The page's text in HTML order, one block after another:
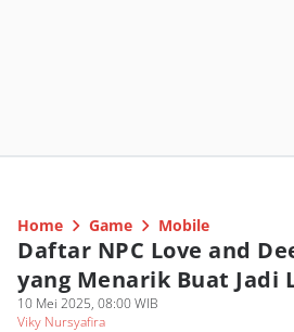
Home Game Mobile
Daftar NPC Love and
yang Menarik Buat Jadi
10 Mei 2025, 08:00 WIB
Viky Nursyafira